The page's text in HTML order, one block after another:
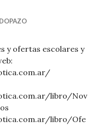
y ofertas escolares y
libro/Nov
libro/Ofe